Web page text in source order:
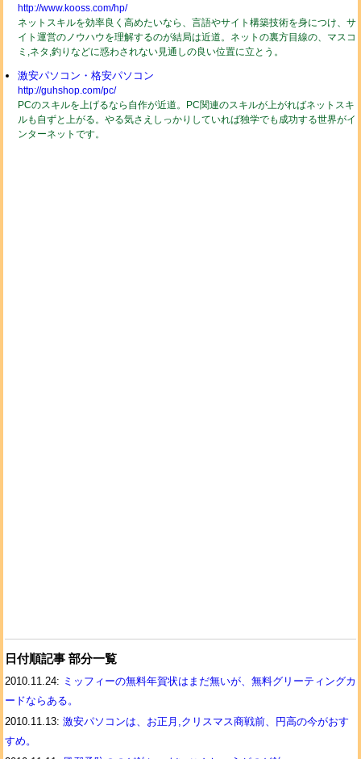
http://www.kooss.com/hp/
ネットスキルを効率良く高めたいなら、言語やサイト構築技術を身につけ、サ
イト運営のノウハウを理解するのが結局は近道。ネットの裏方目線の、マスコ
ミ,ネタ,釣りなどに惑わされない見通しの良い位置に立とう。
激安パソコン・格安パソコン
http://guhshop.com/pc/
PCのスキルを上げるなら自作が近道。PC関連のスキルが上がればネットスキ
ルも自ずと上がる。やる気さえしっかりしていれば独学でも成功する世界がイ
ンターネットです。
日付順記事 部分一覧
2010.11.24: ミッフィーの無料年賀状はまだ無いが、無料グリーティングカ
ードならある。
2010.11.13: 激安パソコンは、お正月,クリスマス商戦前、円高の今がおす
すめ。